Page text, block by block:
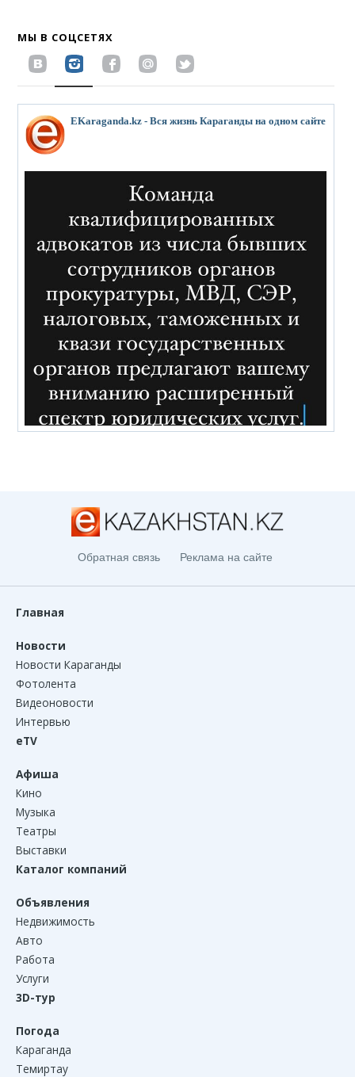
МЫ В СОЦСЕТЯХ
EKaraganda.kz - Вся жизнь Караганды на одном сайте
Обратная связь Реклама на сайте
Главная
Новости
Новости Караганды
Фотолента
Видеоновости
Интервью
eTV
Афиша
Кино
Музыка
Театры
Выставки
Каталог компаний
Объявления
Недвижимость
Авто
Работа
Услуги
3D-тур
Погода
Караганда
Темиртау